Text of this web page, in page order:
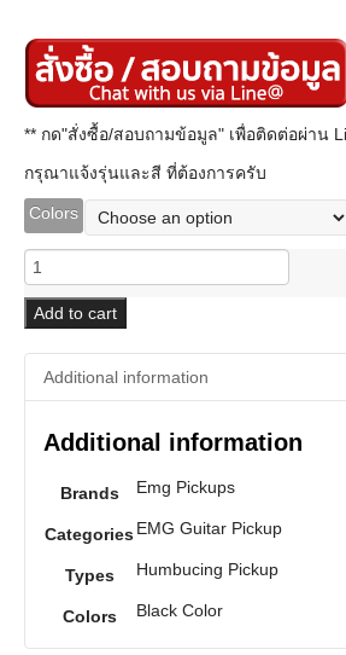
** กด"สั่งซื้อ/สอบถามข้อมูล" เพื่อติดต่อผ่าน
กรุณาแจ้งรุ่นและสี ที่ต้องการครับ
Colors
EMG
Guitar
Pickup
60X
quantity
Add to cart
Additional information
Additional information
Brands Emg Pickups
CategoriesEMG Guitar Pickup
Types Humbucing Pickup
Colors Black Color